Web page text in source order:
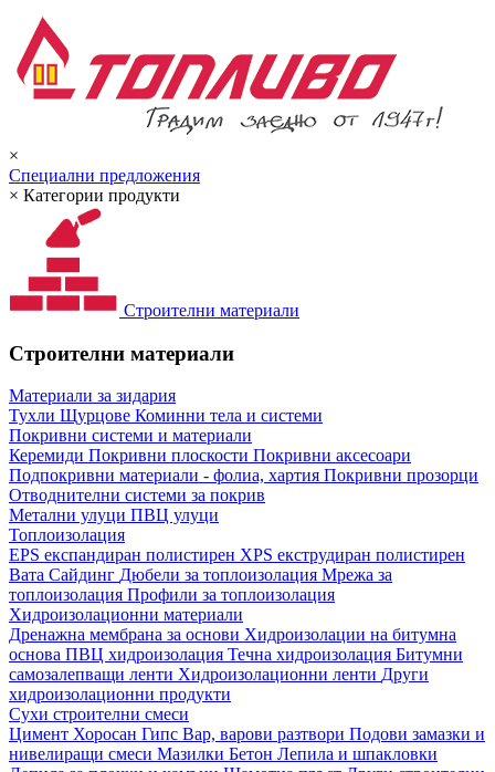
×
Специални предложения
× Категории продукти
Строителни материали
Строителни материали
Материали за зидария
Тухли Щурцове Коминни тела и системи
Покривни системи и материали
Керемиди Покривни плоскости Покривни аксесоари
Подпокривни материали - фолиа, хартия Покривни прозорци
Отводнителни системи за покрив
Метални улуци ПВЦ улуци
Топлоизолация
EPS експандиран полистирен XPS екструдиран полистирен
Вата Сайдинг Дюбели за топлоизолация Мрежа за
топлоизолация Профили за топлоизолация
Хидроизолационни материали
Дренажна мембрана за основи Хидроизолации на битумна
основа ПВЦ хидроизолация Течна хидроизолация Битумни
самозалепващи ленти Хидроизолационни ленти Други
хидроизолационни продукти
Сухи строителни смеси
Цимент Хоросан Гипс Вар, варови разтвори Подови замазки и
нивелиращи смеси Мазилки Бетон Лепила и шпакловки